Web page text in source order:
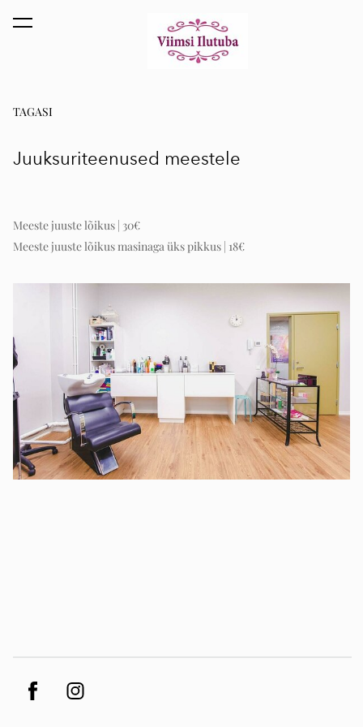
lisati ostukorvi. Vaata ostukorvi
TAGASI
Juuksuriteenused meestele
Meeste juuste lõikus | 30€
Meeste juuste lõikus masinaga üks pikkus | 18€